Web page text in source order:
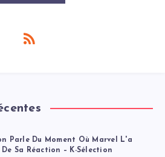
Parle Du Moment Où Marvel L'a
Sa Réaction – K-Sélection